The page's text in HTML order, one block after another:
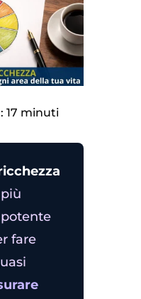
17 minuti
fare